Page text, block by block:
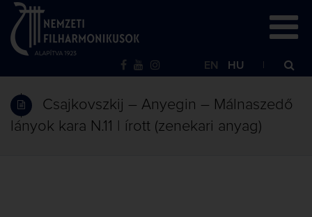
EN HU
Csajkovszkij – Anyegin – Málnaszedő
lányok kara N.11 | írott (zenekari anyag)